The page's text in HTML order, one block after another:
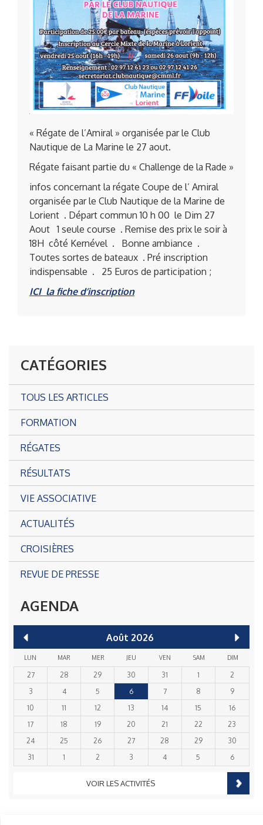
« Régate de l’Amiral » organisée par le Club
Nautique de La Marine le 27 aout.
Régate faisant partie du « Challenge de la Rade »
infos concernant la régate Coupe de l’ Amiral
organisée par le Club Nautique de la Marine de
Lorient . Départ commun 10 h 00 le Dim 27
Aout 1 seule course . Remise des prix le soir à
18H côté Kernével . Bonne ambiance .
Toutes sortes de bateaux . Pré inscription
indispensable . 25 Euros de participation ;
ICI la fiche d’inscription
CATÉGORIES
TOUS LES ARTICLES
FORMATION
RÉGATES
RÉSULTATS
VIE ASSOCIATIVE
ACTUALITÉS
CROISIÈRES
REVUE DE PRESSE
AGENDA
Août 2026
LUN MAR MER JEU VEN SAM DIM
27 28 29 30 31 1
2
3
4 5 6 7 8
9
10
11 12 13 14 15
16
17
18 19 20 21 22
23
24
25 26 27 28 29
30
31
1 2 3 4 5 6
VOIR LES ACTIVITÉS